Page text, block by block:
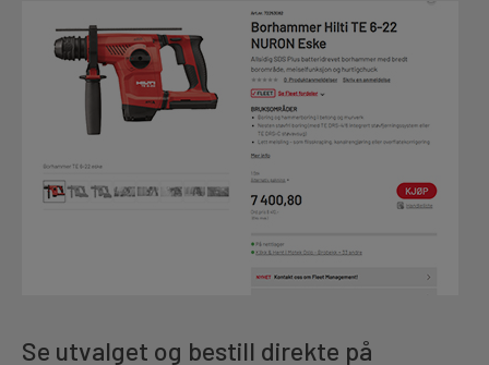
Se utvalget og bestill direkte på